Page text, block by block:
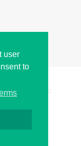
user
to
LLC
About